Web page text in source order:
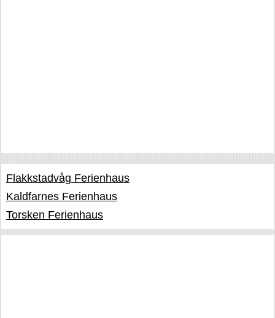
Flakkstadvåg Ferienhaus
Kaldfarnes Ferienhaus
Torsken Ferienhaus